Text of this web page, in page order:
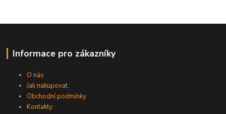
Informace pro zákazníky
O nás
Jak nakupovat
Obchodní podmínky
Kontakty